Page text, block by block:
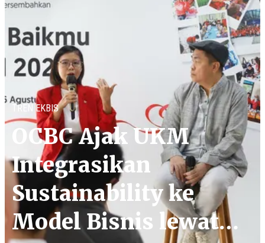
TREN EKBIS
OCBC Ajak UKM
Integrasikan
Sustainability ke
Model Bisnis lewat